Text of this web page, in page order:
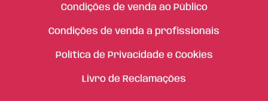
Condições de venda ao Público
Condições de venda a profissionais
Política de Privacidade e Cookies
Livro de Reclamações